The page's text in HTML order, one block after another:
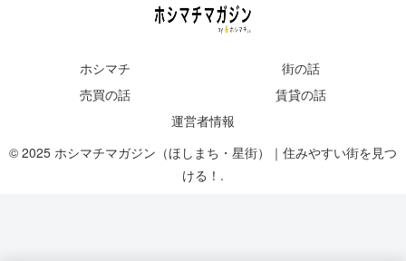
ホシマチ
街の話
売買の話
賃貸の話
運営者情報
© 2025 ホシマチマガジン（ほしまち・星街）｜住みやすい街を見つ
ける！.